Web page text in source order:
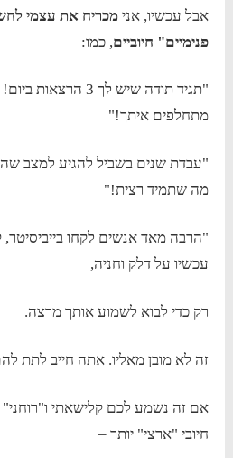
אבל עכשיו, אנימכריח את עצמי
פנימיים" חיוביים, כמו:
"תגיד תודה שיש לך 3
מתחלפים איתך!"
"עבדת שנים בשביל להגיע למצב
מה שתמיד רצית!"
"הרבה מאד אנשים לקחו בייביסיטר,
עכשיו על דלק וחניה,
רק כדי לבוא לשמוע אותך מרצה.
זה לא מובן מאליו. אתה חייב לתת
אם זה נשמע לכם קלישאתי ו"רוחני"
חיובי "ארצי" יותר –